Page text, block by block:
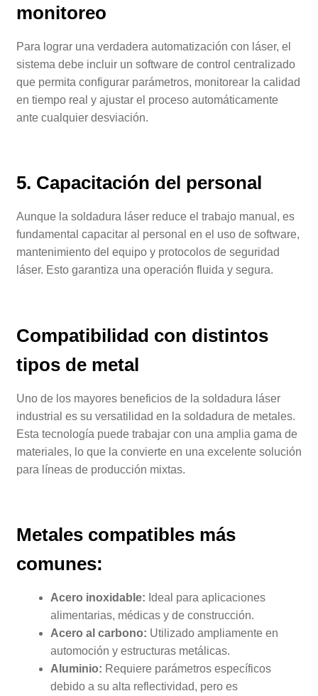
monitoreo
Para lograr una verdadera automatización con láser, el
sistema debe incluir un software de control centralizado
que permita configurar parámetros, monitorear la calidad
en tiempo real y ajustar el proceso automáticamente
ante cualquier desviación.
5. Capacitación del personal
Aunque la soldadura láser reduce el trabajo manual, es
fundamental capacitar al personal en el uso de software,
mantenimiento del equipo y protocolos de seguridad
láser. Esto garantiza una operación fluida y segura.
Compatibilidad con distintos
tipos de metal
Uno de los mayores beneficios de la soldadura láser
industrial es su versatilidad en la soldadura de metales.
Esta tecnología puede trabajar con una amplia gama de
materiales, lo que la convierte en una excelente solución
para líneas de producción mixtas.
Metales compatibles más
comunes:
Acero inoxidable: Ideal para aplicaciones
alimentarias, médicas y de construcción.
Acero al carbono: Utilizado ampliamente en
automoción y estructuras metálicas.
Aluminio: Requiere parámetros específicos
debido a su alta reflectividad, pero es